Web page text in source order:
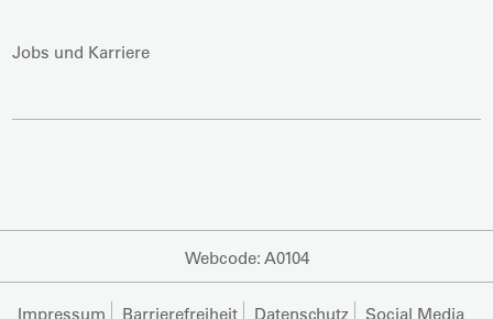
Jobs und Karriere
Webcode: A0104
Impressum Barrierefreiheit Datenschutz Social Media